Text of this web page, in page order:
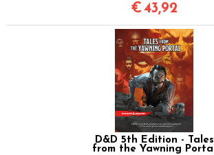
€43,92
D&D 5th Edition - Tales
from the Yawning Portal